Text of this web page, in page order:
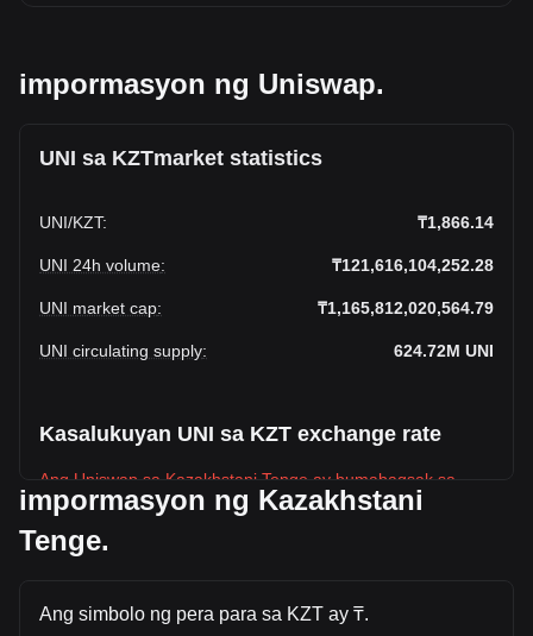
impormasyon ng Uniswap.
UNI sa KZTmarket statistics
UNI/KZT: ₸1,866.14
UNI 24h volume: ₸121,616,104,252.28
UNI market cap: ₸1,165,812,020,564.79
UNI circulating supply: 624.72M UNI
Kasalukuyan UNI sa KZT exchange rate
Ang Uniswap sa Kazakhstani Tenge ay bumabagsak sa
linggong ito.
Ang kasalukuyang presyo sa market Uniswap ay ₸1,866.14
supply ng \{ 4\} UNI. Ang dami ng kalakalan ng Uniswap ay
impormasyon ng Kazakhstani
Tenge.
Ang simbolo ng pera para sa KZT ay ₸.